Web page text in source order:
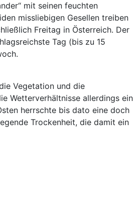
mit seinen feuchten
missliebigen Gesellen treiben
Freitag in Österreich. Der
Tag (bis zu 15
Vegetation und die
Wetterverhältnisse allerdings ein
herrschte bis dato eine doch
Trockenheit, die damit ein